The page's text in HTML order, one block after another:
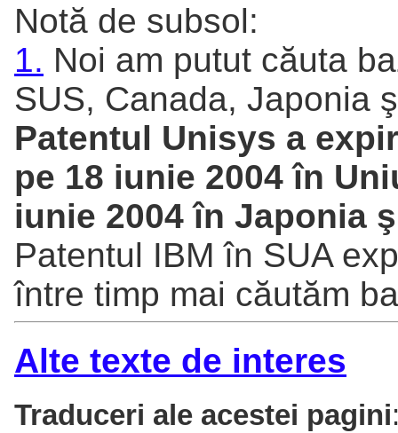
Notă de subsol:
1. Noi am putut căuta
SUS, Canada, Japonia
Patentul Unisys a
pe 18 iunie 2004 în
iunie 2004 în Japonia
Patentul IBM în SUA
între timp mai căutăm
Alte texte de interes
Traduceri ale acestei pagini